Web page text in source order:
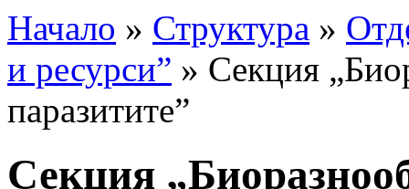
Начало » Структура »
и ресурси” » Секция
паразитите”
Секция